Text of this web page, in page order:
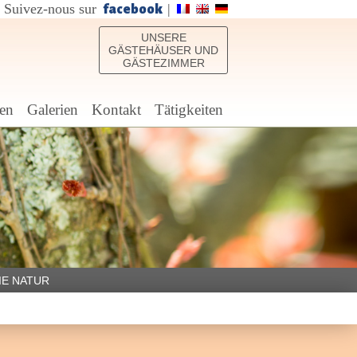
Suivez-nous sur facebook |
UNSERE
GÄSTEHÄUSER UND
GÄSTEZIMMER
Galerien Kontakt Tätigkeiten
NATUR